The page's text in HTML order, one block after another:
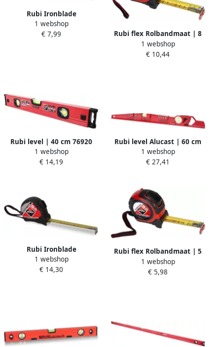
Rubi Ironblade
Rolbandmaat | 5 m | 19 mm
75904
1 webshop
€ 7,99
Rubi flex Rolbandmaat | 8
m | 25 mm 75902
1 webshop
€ 10,44
Rubi level | 40 cm 76920
1 webshop
€ 14,19
Rubi level Alucast | 60 cm
76938
1 webshop
€ 27,41
Rubi Ironblade
Rolbandmaat | 8 m | 25 mm
75905
1 webshop
€ 14,30
Rubi flex Rolbandmaat | 5
m | 19 mm 75901
1 webshop
€ 5,98